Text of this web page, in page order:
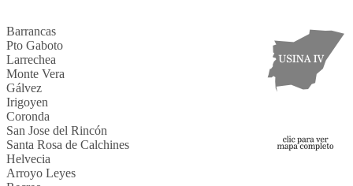
Barrancas
Pto Gaboto
Larrechea
Monte Vera
Gálvez
Irigoyen
Coronda
San Jose del Rincón
Santa Rosa de Calchines
Helvecia
Arroyo Leyes